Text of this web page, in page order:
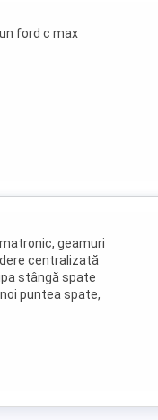
ford c max
geamuri
centralizată
stângă spate
puntea spate,